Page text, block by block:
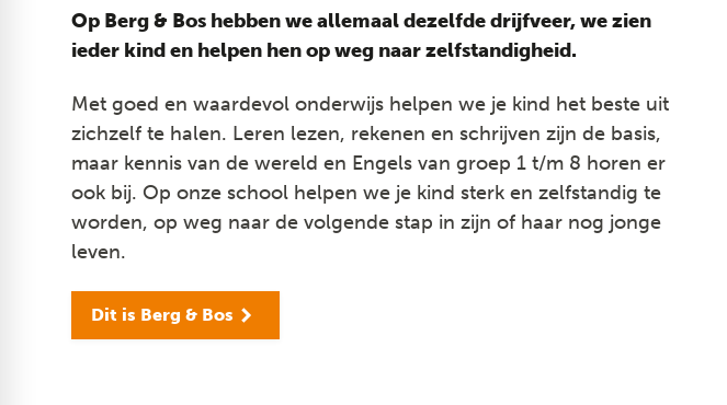
Op Berg & Bos hebben we allemaal dezelfde drijfveer, we zien
ieder kind en helpen hen op weg naar zelfstandigheid.
Met goed en waardevol onderwijs helpen we je kind het beste uit
zichzelf te halen. Leren lezen, rekenen en schrijven zijn de basis,
maar kennis van de wereld en Engels van groep 1 t/m 8 horen er
ook bij. Op onze school helpen we je kind sterk en zelfstandig te
worden, op weg naar de volgende stap in zijn of haar nog jonge
leven.
Dit is Berg & Bos